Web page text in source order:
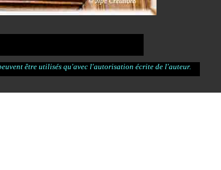
être utilisés qu'avec l'autorisation écrite de l'auteur.